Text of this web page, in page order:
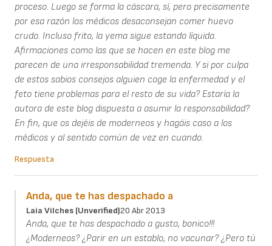
proceso. Luego se forma la cáscara, sí, pero precisamente
por esa razón los médicos desaconsejan comer huevo
crudo. Incluso frito, la yema sigue estando líquida.
Afirmaciones como las que se hacen en este blog me
parecen de una irresponsabilidad tremenda. Y si por culpa
de estos sabios consejos alguien coge la enfermedad y el
feto tiene problemas para el resto de su vida? Estaría la
autora de este blog dispuesta a asumir la responsabilidad?
En fin, que os dejéis de moderneos y hagáis caso a los
médicos y al sentido común de vez en cuando.
Respuesta
Anda, que te has despachado a
Laia Vilches (unverified)20 Abr 2013
Anda, que te has despachado a gusto, bonico!!!
¿Moderneos? ¿Parir en un establo, no vacunar? ¿Pero tú